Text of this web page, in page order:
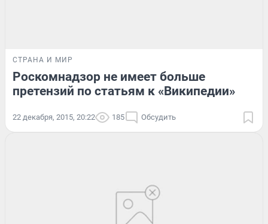
СТРАНА И МИР
Роскомнадзор не имеет больше
претензий по статьям к «Википедии»
22 декабря, 2015, 20:22 185 Обсудить